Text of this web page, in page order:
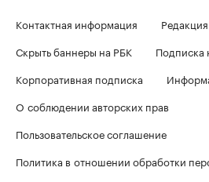
Контактная информация
Редакция
Скрыть баннеры на РБК
Подписка
Корпоративная подписка
О соблюдении авторских прав
Пользовательское соглашение
Политика в отношении обработки